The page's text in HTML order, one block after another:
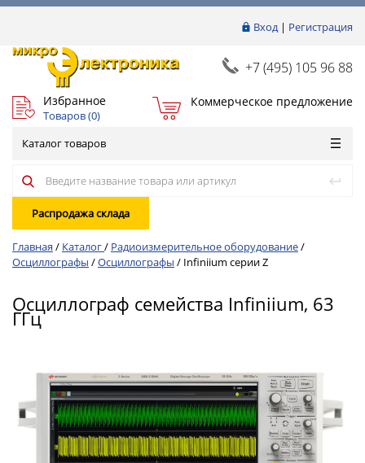
Вход| Регистрация
+7 (495) 105 96 88
Избранное
Товаров (0)
Коммерческое предложение
Каталог товаров
Распродажа склада
Главная / Каталог/ Радиоизмерительное оборудование/
Осциллографы /Осциллографы / Infiniium серии Z
Осциллограф семейства Infiniium, 63
ГГц